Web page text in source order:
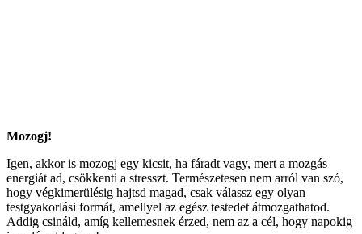
Mozogj!
Igen, akkor is mozogj egy kicsit, ha fáradt vagy, mert a mozgás
energiát ad, csökkenti a stresszt. Természetesen nem arról van szó,
hogy végkimerülésig hajtsd magad, csak válassz egy olyan
testgyakorlási formát, amellyel az egész testedet átmozgathatod.
Addig csináld, amíg kellemesnek érzed, nem az a cél, hogy napokig